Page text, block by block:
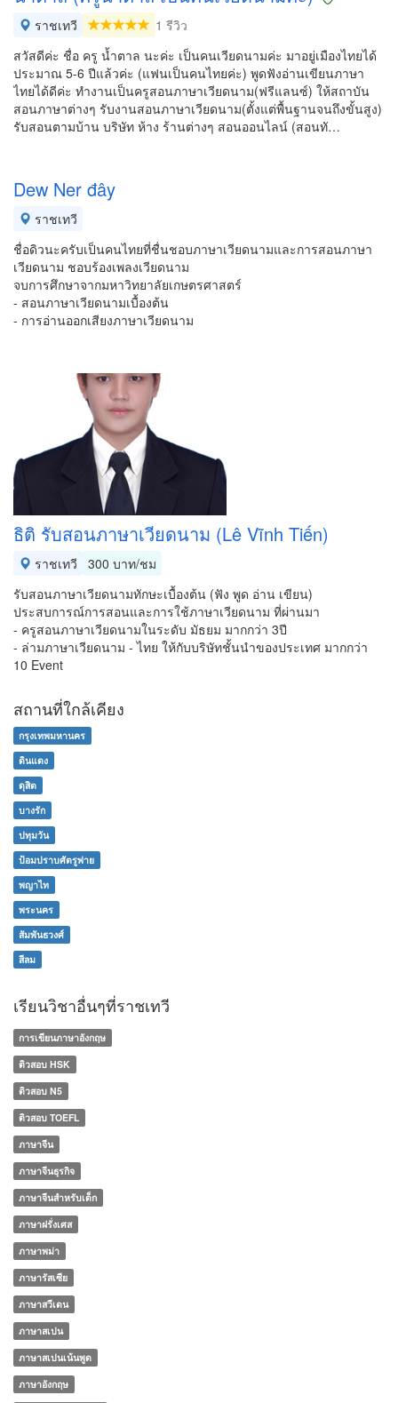
ราชเทวี
1 รีวิว
สวัสดีค่ะ ชื่อ ครู น้ำตาล นะค่ะ เป็นคนเวียดนามค่ะ มาอยู่เมืองไทยได้
ประมาณ 5-6 ปีแล้วค่ะ (แฟนเป็นคนไทยค่ะ) พูดฟังอ่านเขียนภาษา
ไทยได้ดีค่ะ ทำงานเป็นครูสอนภาษาเวียดนาม(ฟรีแลนซ์) ให้สถาบัน
สอนภาษาต่างๆ รับงานสอนภาษาเวียดนาม(ตั้งแต่พื้นฐานจนถึงขั้นสูง)
รับสอนตามบ้าน บริษัท ห้าง ร้านต่างๆ สอนออนไลน์ (สอนทั…
Dew Ner đây
ราชเทวี
ชื่อดิวนะครับเป็นคนไทยที่ชื่นชอบภาษาเวียดนามและการสอนภาษา
เวียดนาม ชอบร้องเพลงเวียดนาม
จบการศึกษาจากมหาวิทยาลัยเกษตรศาสตร์
- สอนภาษาเวียดนามเบื้องต้น
- การอ่านออกเสียงภาษาเวียดนาม
ธิติ รับสอนภาษาเวียดนาม (Lê Vĩnh Tiến)
ราชเทวี
300 บาท/ชม
รับสอนภาษาเวียดนามทักษะเบื้องต้น (ฟัง พูด อ่าน เขียน)
ประสบการณ์การสอนและการใช้ภาษาเวียดนาม ที่ผ่านมา
- ครูสอนภาษาเวียดนามในระดับ มัธยม มากกว่า 3ปี
- ล่ามภาษาเวียดนาม - ไทย ให้กับบริษัทชั้นนำของประเทศ มากกว่า
10 Event
สถานที่ใกล้เคียง
กรุงเทพมหานคร
ดินแดง
ดุสิต
บางรัก
ปทุมวัน
ป้อมปราบศัตรูพ่าย
พญาไท
พระนคร
สัมพันธวงศ์
สีลม
เรียนวิชาอื่นๆที่ราชเทวี
การเขียนภาษาอังกฤษ
ติวสอบ HSK
ติวสอบ N5
ติวสอบ TOEFL
ภาษาจีน
ภาษาจีนธุรกิจ
ภาษาจีนสำหรับเด็ก
ภาษาฝรั่งเศส
ภาษาพม่า
ภาษารัสเซีย
ภาษาสวีเดน
ภาษาสเปน
ภาษาสเปนเน้นพูด
ภาษาอังกฤษ